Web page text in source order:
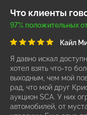
Что клиенты
97% положительных
Кайл
Я давно искал
хотел взять что-то
выходным, чем мой
рад, что мой друг
аукцион SCA. У них
автомобилей, от